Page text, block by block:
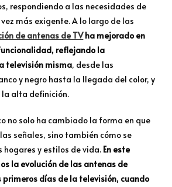
respondiendo a las necesidades de
más exigente. A lo largo de las
de antenas de TVha mejorado en
reflejando la
televisión misma, desde las
y negro hasta la llegada del color, y
la alta definición.
no solo ha cambiado la forma en que
señales, sino también cómo se
hogares y estilos de vida. En este
la evolución de las antenas de
primeros días de la televisión, cuando